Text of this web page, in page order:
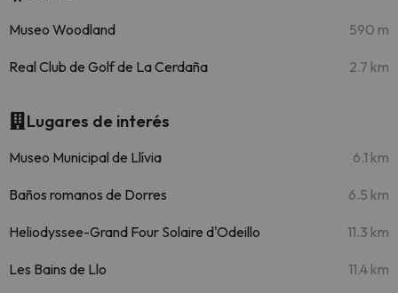
Museo Woodland 590 m
Real Club de Golf de La Cerdaña 2.7 km
Lugares de interés
Museo Municipal de Llívia 6.1 km
Baños romanos de Dorres 6.5 km
Heliodyssee-Grand Four Solaire d'Odeillo 11.3 km
Les Bains de Llo 11.4 km